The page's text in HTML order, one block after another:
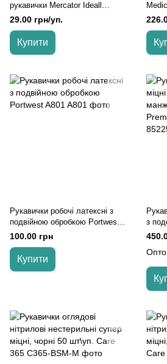
рукавички Mercator Ideall
Yellow, Жовтий, S, 1 пара/уп,
Подовжена
29.00 грн/уп.
Купити
шт,
Рукавички робочі латексні з
подвійною обробкою Portwest
A801, Жовто-блакитний, L
100.00 грн
Купити
з